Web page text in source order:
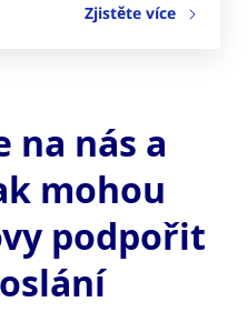
Zjistěte více
na nás a
mohou
podpořit